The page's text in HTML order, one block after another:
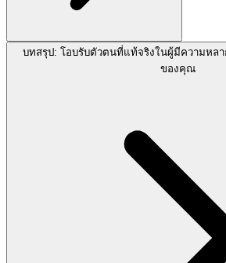
บทสรุป: โอบรับตัวตนที่แท้จริงในผู้มีความหลา
ของคุณ